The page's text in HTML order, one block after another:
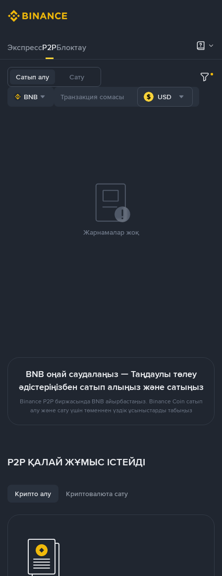
ЭкспрессP2PБлоктау
Сатып алу Сату
BNB USD
Жарнамалар жоқ
BNB оңай саудалаңыз — Таңдаулы төлеу
әдістеріңізбен сатып алыңыз және сатыңыз
Binance P2P биржасында BNB айырбастаңыз. Binance Coin сатып
алу және сату үшін төменнен үздік ұсыныстарды табыңыз
P2P ҚАЛАЙ ЖҰМЫС ІСТЕЙДІ
Крипто алу Криптовалюта сату